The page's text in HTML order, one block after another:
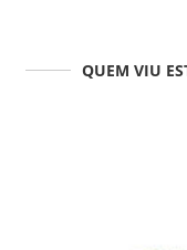
QUEM VIU